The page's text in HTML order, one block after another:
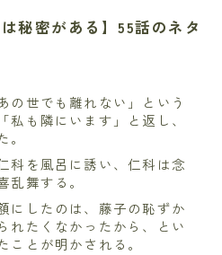
秘密がある】55話のネタ
の世でも離れない」という
私も隣にいます」と返し、
科を風呂に誘い、仁科は念
乱舞する。
にしたのは、藤子の恥ずか
れたくなかったから、とい
ことが明かされる。